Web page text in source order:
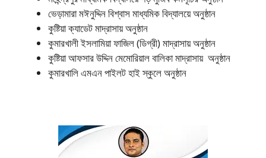
ভেড়ামারা মঈনুদ্দিন বিশ্বাস মাধ্যমিক বিদ্যালয়ে অনুষ্ঠান
কুষ্টিয়া ক্যাডেট মাদ্রাসায় অনুষ্ঠান
কুমারখালী ইসলামিয়া ফাজিল (ডিগ্রী) মাদ্রাসায় অনুষ্ঠান
কুষ্টিয়া আফসার উদ্দিন মেমোরিয়াল বালিকা মাদ্রাসায় অনুষ্ঠান
কুমারখালি এমএন পাইলট হাই স্কুলে অনুষ্ঠান